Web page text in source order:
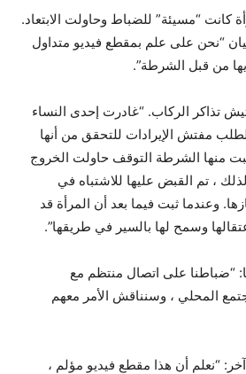
“مسيئة” للضباط وحاولت الابتعاد.
“نحن على علم بمقطع فيديو متداول
من قبل الشرطة”.
تذاكر الركاب. “غادرت إحدى النساء
مفتش الإيرادات للتحقق من أنها
منها الشرطة التوقف حاولت الخروج
، تم القبض عليها للاشتباه في
وعندما ثبت فيما بعد أن المرأة قد
وسمح لها بالسير في طريقها”.
“ضباطنا على اتصال منتظم مع
المحلي ، وسنناقش الأمر معهم
“نعلم أن هذا مقطع فيديو مؤلم ،